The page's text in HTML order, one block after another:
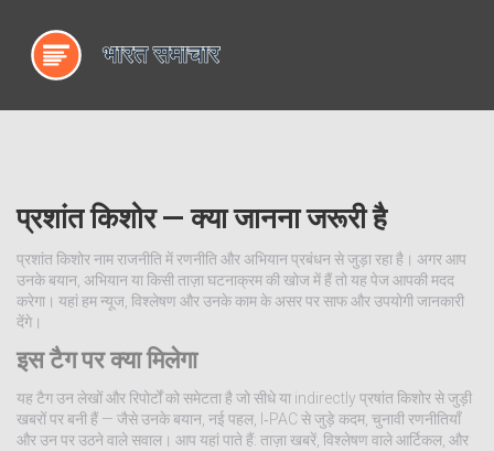
प्रशांत किशोर — क्या जानना जरूरी है
प्रशांत किशोर नाम राजनीति में रणनीति और अभियान प्रबंधन से जुड़ा रहा है। अगर आप
उनके बयान, अभियान या किसी ताज़ा घटनाक्रम की खोज में हैं तो यह पेज आपकी मदद
करेगा। यहां हम न्यूज, विश्लेषण और उनके काम के असर पर साफ और उपयोगी जानकारी
देंगे।
इस टैग पर क्या मिलेगा
यह टैग उन लेखों और रिपोर्टों को समेटता है जो सीधे या indirectly प्रषांत किशोर से जुड़ी
खबरों पर बनी हैं — जैसे उनके बयान, नई पहल, I‑PAC से जुड़े कदम, चुनावी रणनीतियाँ
और उन पर उठने वाले सवाल। आप यहां पाते हैं: ताज़ा खबरें, विश्लेषण वाले आर्टिकल, और